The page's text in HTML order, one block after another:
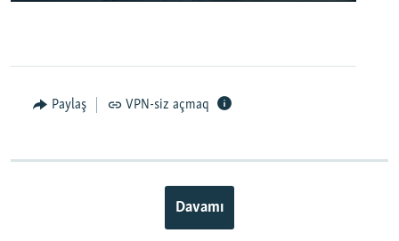
Paylaş VPN-siz açmaq
Davamı